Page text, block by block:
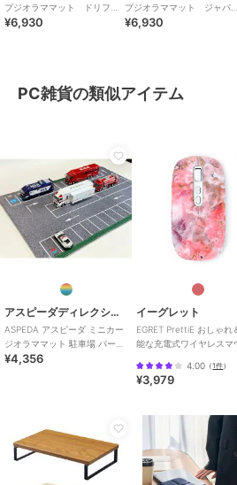
プジオラママット ドリフト
パーク
¥6,930
プジオラママット ジャパン
ストリート
¥6,930
PC雑貨の類似アイテム
アスピーダディレクション
ASPEDA アスピーダ ミニカー
ジオラママット 駐車場 パーキ
ング 1/64サイズ
¥4,356
イーグレット
EGRET PrettiE おしゃれ
能な充電式ワイヤレスマ
4.00 （1件）
¥3,979